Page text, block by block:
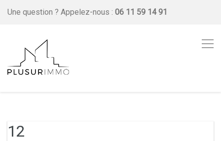
Une question ? Appelez-nous : 06 11 59 14 91
12